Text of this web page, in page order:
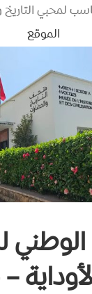
لمحبي التاريخ
الموقع